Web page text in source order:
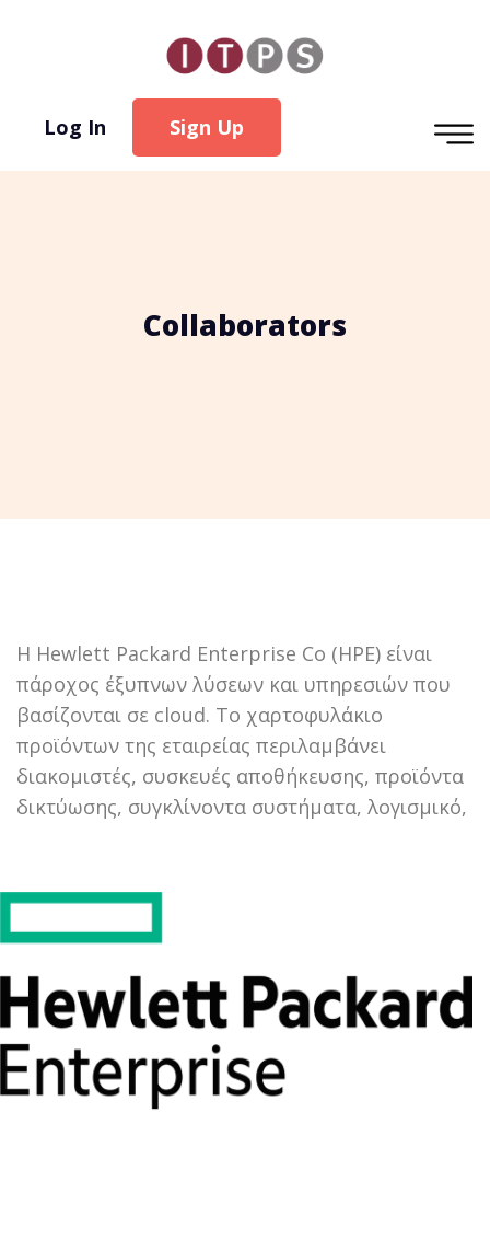
Log In Sign Up
Collaborators
Η Hewlett Packard Enterprise Co (HPE) είναι
πάροχος έξυπνων λύσεων και υπηρεσιών που
βασίζονται σε cloud. Το χαρτοφυλάκιο
προϊόντων της εταιρείας περιλαμβάνει
διακομιστές, συσκευές αποθήκευσης, προϊόντα
δικτύωσης, συγκλίνοντα συστήματα, λογισμικό,